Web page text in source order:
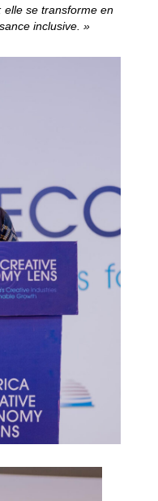
elle se transforme en
inclusive. »